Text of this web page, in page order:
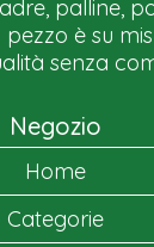
palline,
pezzo è su
senza
Negozio
Home
Categorie